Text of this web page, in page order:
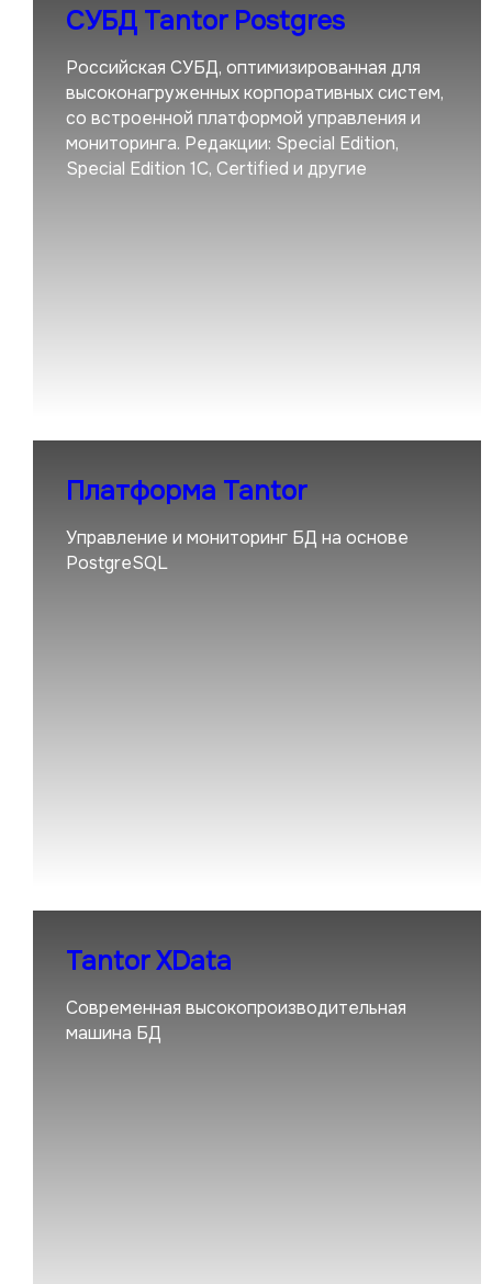
СУБД Tantor Postgres
Российская СУБД, оптимизированная для
высоконагруженных корпоративных систем,
со встроенной платформой управления и
мониторинга. Редакции: Special Edition,
Special Edition 1C, Certified и другие
Платформа Tantor
Управление и мониторинг БД на основе
PostgreSQL
Tantor XData
Современная высокопроизводительная
машина БД